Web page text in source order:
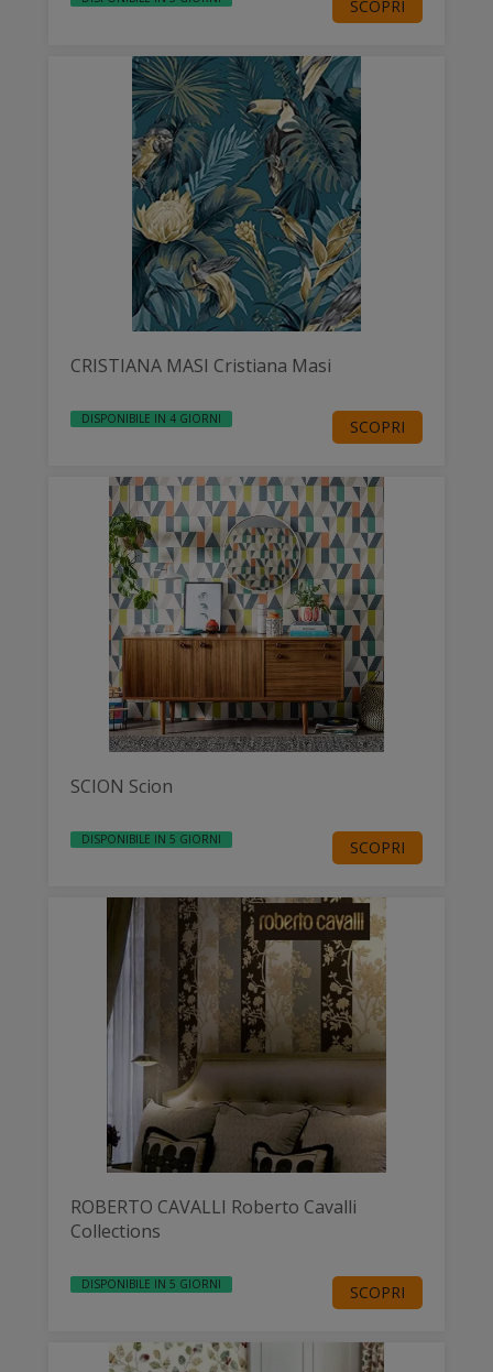
SCOPRI
CRISTIANA MASI Cristiana Masi
DISPONIBILE IN 4 GIORNI SCOPRI
SCION Scion
DISPONIBILE IN 5 GIORNI SCOPRI
ROBERTO CAVALLI Roberto Cavalli
Collections
DISPONIBILE IN 5 GIORNI SCOPRI